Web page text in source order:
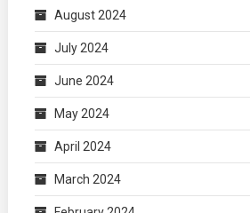
August 2024
July 2024
June 2024
May 2024
April 2024
March 2024